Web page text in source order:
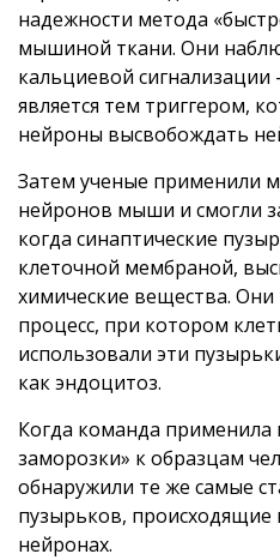
надежности метода
мышиной ткани. Они
кальциевой
является тем триггером,
нейроны высвобождать
Затем ученые применили
нейронов мыши и смогли
когда синаптические
клеточной мембраной,
химические вещества.
процесс, при котором
использовали эти
как эндоцитоз.
Когда команда применила
заморозки» к образцам
обнаружили те же самые
пузырьков, происходящие
нейронах.